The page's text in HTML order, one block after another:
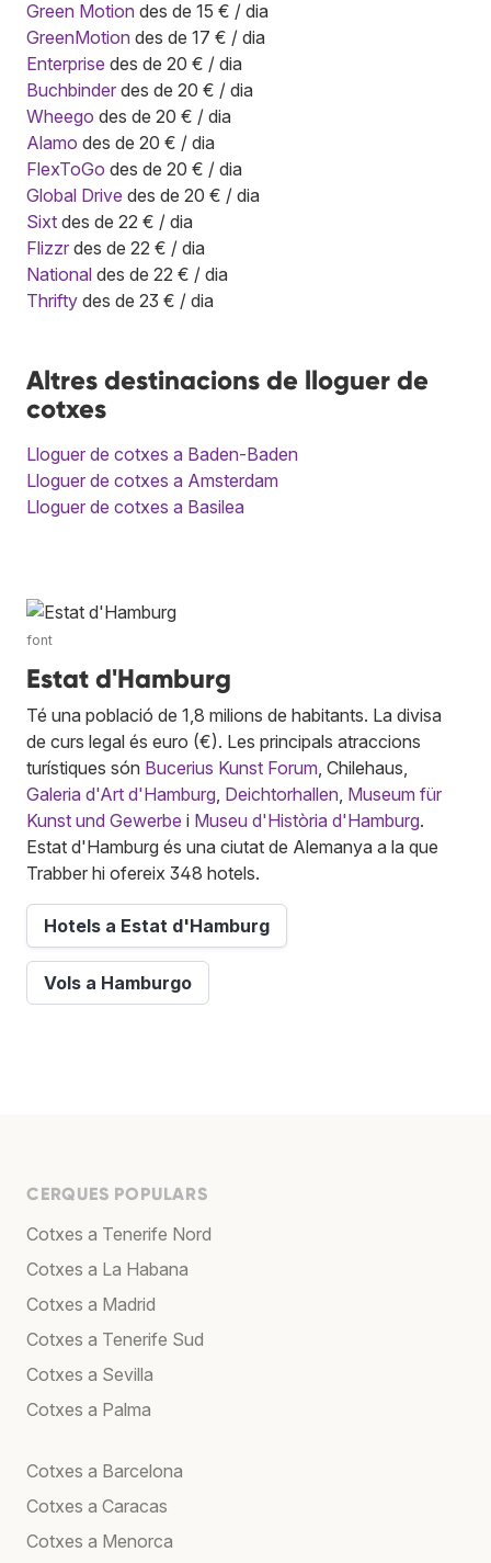
Green Motion des de 15 € / dia
GreenMotion des de 17 € / dia
Enterprise des de 20 € / dia
Buchbinder des de 20 € / dia
Wheego des de 20 € / dia
Alamo des de 20 € / dia
FlexToGo des de 20 € / dia
Global Drive des de 20 € / dia
Sixt des de 22 € / dia
Flizzr des de 22 € / dia
National des de 22 € / dia
Thrifty des de 23 € / dia
Altres destinacions de lloguer de
cotxes
Lloguer de cotxes a Baden-Baden
Lloguer de cotxes a Amsterdam
Lloguer de cotxes a Basilea
font
Estat d'Hamburg
Té una població de 1,8 milions de habitants. La divisa
de curs legal és euro (€). Les principals atraccions
turístiques són Bucerius Kunst Forum , Chilehaus,
Galeria d'Art d'Hamburg Deichtorhallen Museum für
Kunst und Gewerbe i Museu d'Història d'Hamburg.
Estat d'Hamburg és una ciutat de Alemanya a la que
Trabber hi ofereix 348 hotels.
Hotels a Estat d'Hamburg
Vols a Hamburgo
CERQUES POPULARS
Cotxes a Tenerife Nord
Cotxes a La Habana
Cotxes a Madrid
Cotxes a Tenerife Sud
Cotxes a Sevilla
Cotxes a Palma
Cotxes a Barcelona
Cotxes a Caracas
Cotxes a Menorca